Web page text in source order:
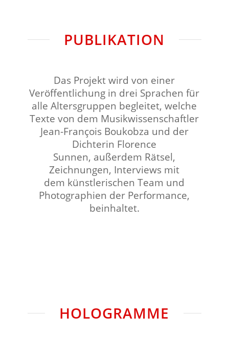
PUBLIKATION
Das Projekt wird von einer
Veröffentlichung in drei Sprachen für
alle Altersgruppen begleitet, welche
Texte von dem Musikwissenschaftler
Jean-François Boukobza und der
Dichterin Florence
Sunnen, außerdem Rätsel,
Zeichnungen, Interviews mit
dem künstlerischen Team und
Photographien der Performance,
beinhaltet.
HOLOGRAMME